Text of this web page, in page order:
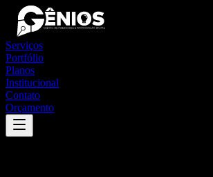
Serviços
Portfólio
Planos
Institucional
Contato
Orçamento